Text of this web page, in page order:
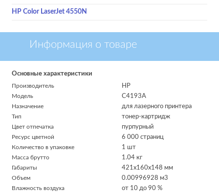
HP Color LaserJet 4550N
Информация о товаре
Основные характеристики
HP
Производитель
C4193A
Модель
для лазерного принтера
Назначение
тонер-картридж
Тип
пурпурный
Цвет отпечатка
6 000 страниц
Ресурс цветной
1 шт
Количество в упаковке
1.04 кг
Масса брутто
421x160x148 мм
Габариты
0.00996928 м3
Объем
от 10 до 90 %
Влажность воздуха